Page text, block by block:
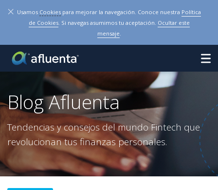
× Usamos Cookies para mejorar la navegación. Conoce nuestra Política
de Cookies. Si navegas asumimos tu aceptación. Ocultar este
mensaje.
Blog Afluenta
Tendencias y consejos del mundo Fintech que
revolucionan tus finanzas personales.